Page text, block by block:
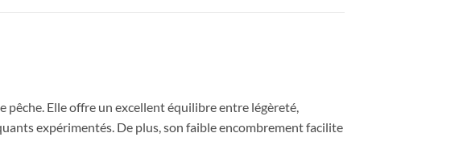
pêche. Elle offre un excellent équilibre entre légèreté,
expérimentés. De plus, son faible encombrement facilite